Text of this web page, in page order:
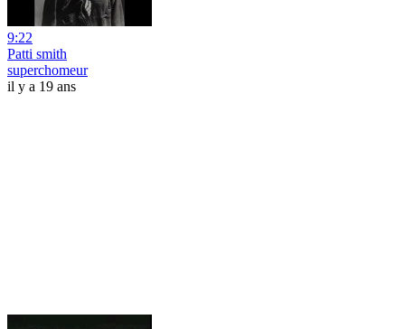
9:22
Patti smith
superchomeur
il y a 19 ans